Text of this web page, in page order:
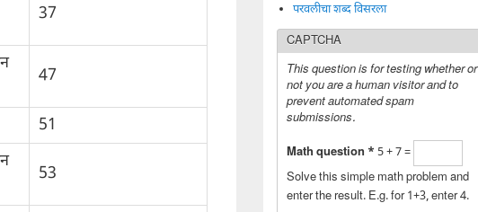
37
47
51
53
परवलीचा शब्द विसरला
CAPTCHA
This question is for testing whether or
not you are a human visitor and to
prevent automated spam
submissions.
Math question * 5 + 7 =
Solve this simple math problem and
enter the result. E.g. for 1+3, enter 4.